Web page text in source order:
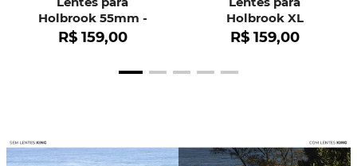
Holbrook 55mm -
OO9102
R$ 159,00
Holbrook XL
R$ 159,00